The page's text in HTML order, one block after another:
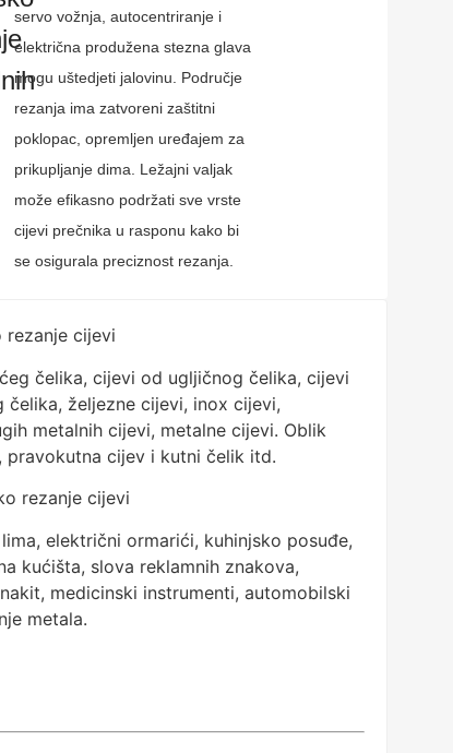
servo vožnja, autocentriranje i
električna produžena stezna glava
mogu uštedjeti jalovinu. Područje
rezanja ima zatvoreni zaštitni
poklopac, opremljen uređajem za
prikupljanje dima. Ležajni valjak
može efikasno podržati sve vrste
cijevi prečnika u rasponu kako bi
se osigurala preciznost rezanja.
rezanje cijevi
čelika, cijevi od ugljičnog čelika, cijevi
željezne cijevi, inox cijevi,
metalnih cijevi, metalne cijevi. Oblik
cijev i kutni čelik itd.
rezanje cijevi
električni ormarići, kuhinjsko posuđe,
kućišta, slova reklamnih znakova,
medicinski instrumenti, automobilski
metala.